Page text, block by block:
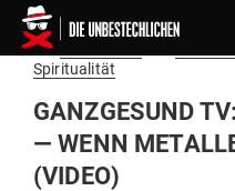
Am
am
Spiritualität
GANZ­GESUND
— WENN
(VIDEO)